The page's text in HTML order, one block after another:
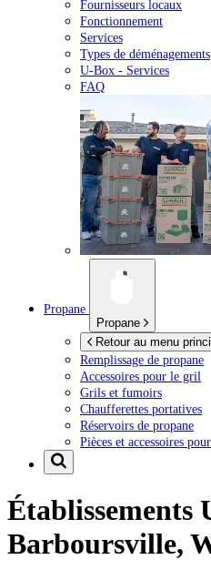
Fournisseurs locaux
Fonctionnement
Services
Types de déménagements
U-Box - Services
FAQ
Propane
Propane
Retour au menu
Remplissage de propane
Accessoires pour le gril
Grils et fumoirs
Chaufferettes portatives
Réservoirs de propane
Pièces et accessoires
Établissements
Barboursville,